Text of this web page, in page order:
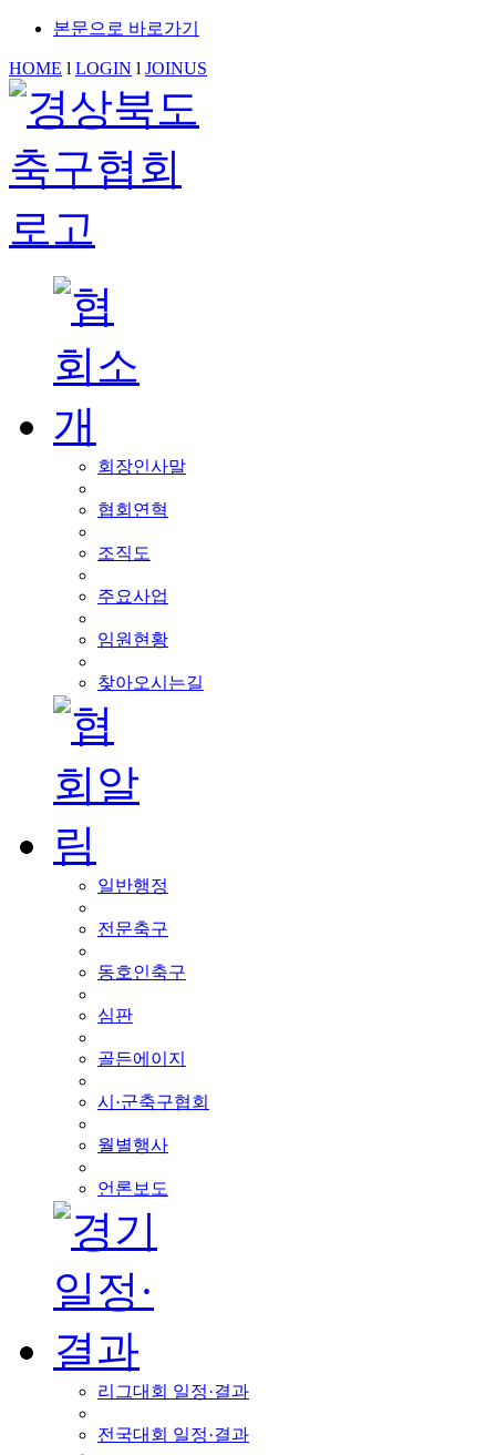
본문으로 바로가기
HOME l LOGIN l JOINUS
회장인사말
협회연혁
조직도
주요사업
임원현황
찾아오시는길
일반행정
전문축구
동호인축구
심판
골든에이지
시·군축구협회
월별행사
언론보도
리그대회 일정·결과
전국대회 일정·결과